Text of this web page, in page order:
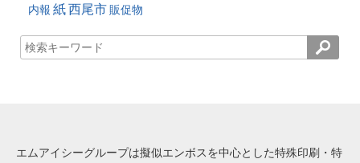
内報 紙西尾市販促物
エムアイシーグループは擬似エンボスを中心とした特殊印刷・特